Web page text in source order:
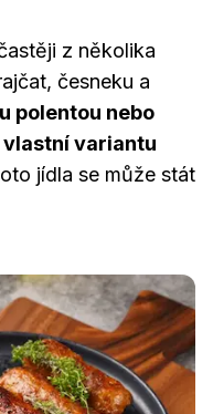
z několika
česneku a
polentou nebo
variantu
jídla se může stát